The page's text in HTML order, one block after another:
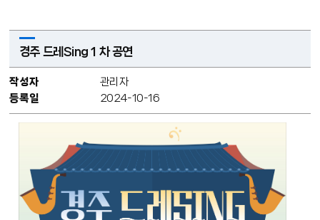
경주 드레Sing 1 차 공연
작성자
관리자
등록일
2024-10-16